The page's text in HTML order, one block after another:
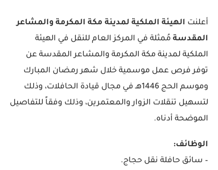
أعلنت الهيئة الملكية لمدينة مكة المكرمة والمشاعر
المقدسة مُمثلة في المركز العام للنقل في الهيئة
الملكية لمدينة مكة المكرمة والمشاعر المقدسة عن
توفر فرص عمل موسمية خلال شهر رمضان المبارك
وموسم الحج 1446هـ في مجال قيادة الحافلات، وذلك
لتسهيل تنقلات الزوار والمعتمرين، وذلك وفقاً للتفاصيل
الموضحة أدناه.
الوظائف:
– سائق حافلة نقل حجاج.